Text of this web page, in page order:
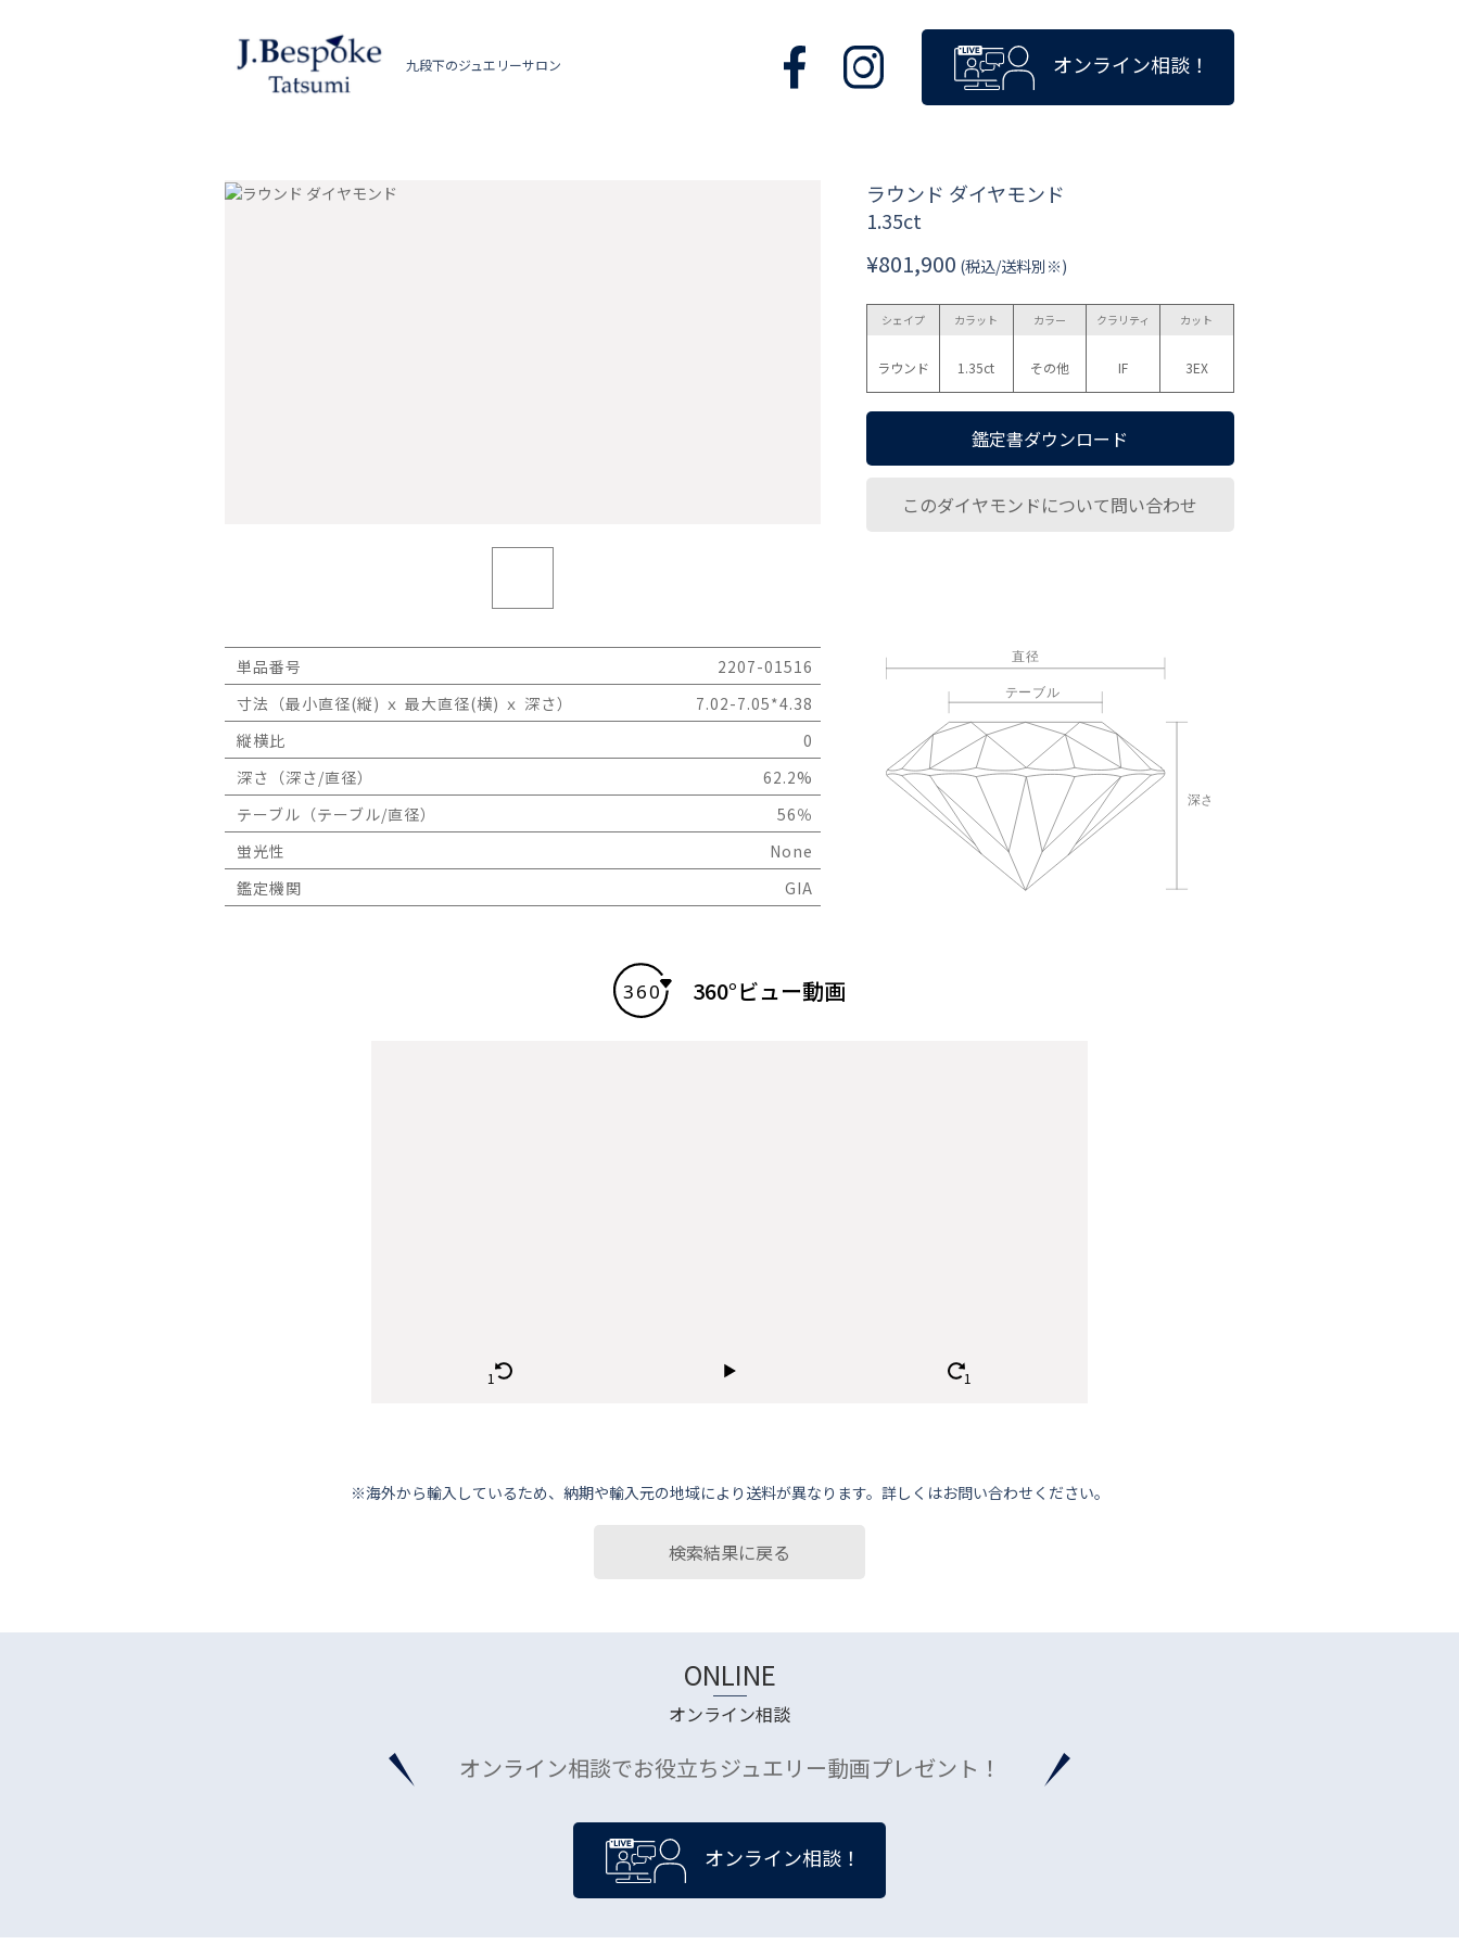
九段下のジュエリーサロン オンライン相談！
ラウンド ダイヤモンド
1.35ct
¥801,900 (税込/送料別※)
シェイプ
ラウンド
カラット
1.35ct
カラー
その他
クラリティ
IF
カット
3EX
鑑定書ダウンロード
このダイヤモンドについて問い合わせ
単品番号
2207-01516
寸法（最小直径(縦) ｘ 最大直径(横) ｘ 深さ）
7.02-7.05*4.38
縦横比
0
深さ（深さ/直径）
62.2%
テーブル（テーブル/直径）
56％
蛍光性
None
鑑定機関
GIA
360°ビュー動画
※海外から輸⼊しているため、納期や輸⼊元の地域により送料が異なります。詳しくはお問い合わせください。
検索結果に戻る
ONLINE
オンライン相談
オンライン相談でお役立ちジュエリー動画プレゼント！
オンライン相談！